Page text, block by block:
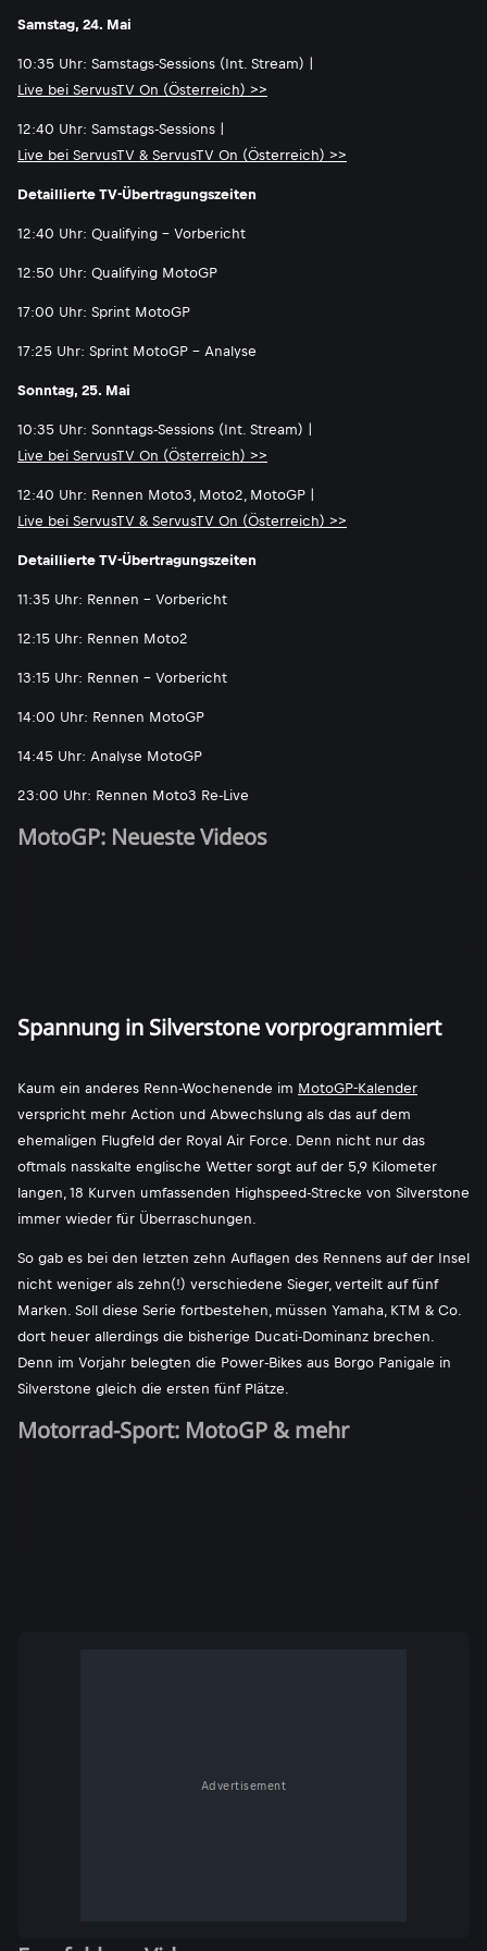
Samstag, 24. Mai
10:35 Uhr: Samstags-Sessions (Int. Stream) |
Live bei ServusTV On (Österreich) >>
12:40 Uhr: Samstags-Sessions |
Live bei ServusTV & ServusTV On (Österreich) >>
Detaillierte TV-Übertragungszeiten
12:40 Uhr: Qualifying - Vorbericht
12:50 Uhr: Qualifying MotoGP
17:00 Uhr: Sprint MotoGP
17:25 Uhr: Sprint MotoGP - Analyse
Sonntag, 25. Mai
10:35 Uhr: Sonntags-Sessions (Int. Stream) |
Live bei ServusTV On (Österreich) >>
12:40 Uhr: Rennen Moto3, Moto2, MotoGP |
Live bei ServusTV & ServusTV On (Österreich) >>
Detaillierte TV-Übertragungszeiten
11:35 Uhr: Rennen - Vorbericht
12:15 Uhr: Rennen Moto2
13:15 Uhr: Rennen - Vorbericht
14:00 Uhr: Rennen MotoGP
14:45 Uhr: Analyse MotoGP
23:00 Uhr: Rennen Moto3 Re-Live
MotoGP: Neueste Videos
Spannung in Silverstone vorprogrammiert
Kaum ein anderes Renn-Wochenende im MotoGP-Kalender
verspricht mehr Action und Abwechslung als das auf dem
ehemaligen Flugfeld der Royal Air Force. Denn nicht nur das
oftmals nasskalte englische Wetter sorgt auf der 5,9 Kilometer
langen, 18 Kurven umfassenden Highspeed-Strecke von Silverstone
immer wieder für Überraschungen.
So gab es bei den letzten zehn Auflagen des Rennens auf der Insel
nicht weniger als zehn(!) verschiedene Sieger, verteilt auf fünf
Marken. Soll diese Serie fortbestehen, müssen Yamaha, KTM & Co.
dort heuer allerdings die bisherige Ducati-Dominanz brechen.
Denn im Vorjahr belegten die Power-Bikes aus Borgo Panigale in
Silverstone gleich die ersten fünf Plätze.
Motorrad-Sport: MotoGP & mehr
Advertisement